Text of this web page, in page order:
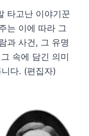
타고난 이야기꾼
는 이에 따라 그
과 사건, 그 유명
속에 담긴 의미
다. (편집자)